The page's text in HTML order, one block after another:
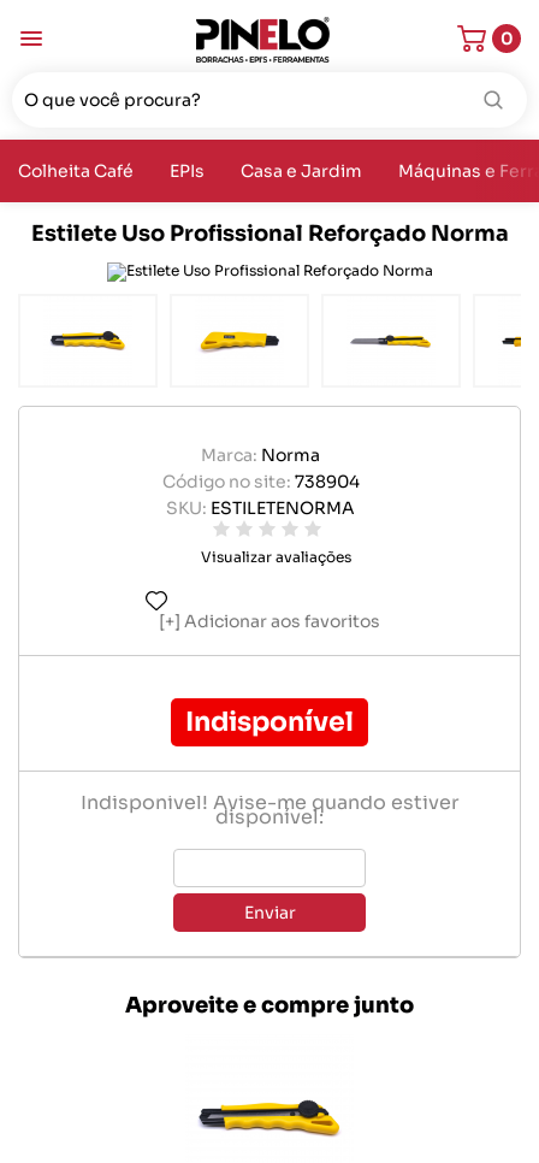
0
Colheita Café EPIs Casa e Jardim Máquinas e
Estilete Uso Profissional Reforçado Norma
Marca: Norma
Código no site: 738904
SKU: ESTILETENORMA
Visualizar avaliações
Adicionar aos favoritos
Indisponível
Indisponível! Avise-me quando estiver
disponível:
Enviar
Aproveite e compre junto